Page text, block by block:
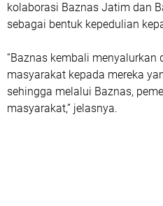
kolaborasi Baznas Jatim dan
sebagai bentuk kepedulian
“Baznas kembali menyalurkan
masyarakat kepada mereka
sehingga melalui Baznas,
masyarakat,” jelasnya.